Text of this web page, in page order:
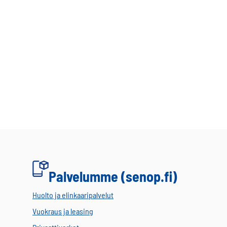
Palvelumme (senop.fi)
Huolto ja elinkaaripalvelut
Vuokraus ja leasing